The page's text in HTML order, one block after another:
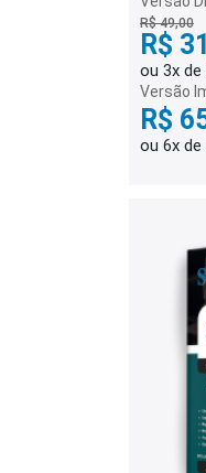
R$ 49,00
R$
ou 3x de
Versão
R$
ou 6x de